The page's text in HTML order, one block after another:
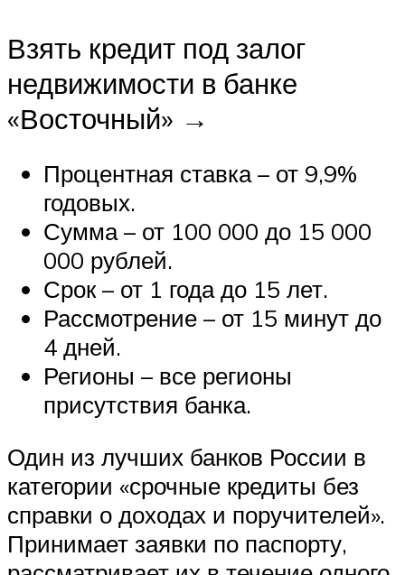
Взять кредит под залог
недвижимости в банке
«Восточный» →
Процентная ставка – от 9,9%
годовых.
Сумма – от 100 000 до 15 000
000 рублей.
Срок – от 1 года до 15 лет.
Рассмотрение – от 15 минут до
4 дней.
Регионы – все регионы
присутствия банка.
Один из лучших банков России в
категории «срочные кредиты без
справки о доходах и поручителей».
Принимает заявки по паспорту,